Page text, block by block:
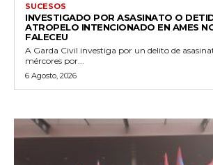
SUCESOS
INVESTIGADO POR ASASINATO O
ATROPELO INTENCIONADO EN AMES
FALECEU
A Garda Civil investiga por un delito de
mércores por...
6 Agosto, 2026